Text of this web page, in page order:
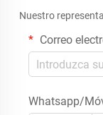
Nuestro
Correo
Whatsapp/